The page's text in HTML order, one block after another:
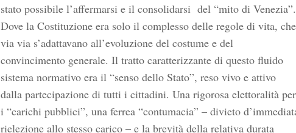
stato possibile l’affermarsi e il consolidarsi del “mito di Venezia”.
Dove la Costituzione era solo il complesso delle regole di vita, che
via via s’adattavano all’evoluzione del costume e del
convincimento generale. Il tratto caratterizzante di questo fluido
sistema normativo era il “senso dello Stato”, reso vivo e attivo
dalla partecipazione di tutti i cittadini. Una rigorosa elettoralità per
i “carichi pubblici”, una ferrea “contumacia” – divieto
rielezione allo stesso carico – e la brevità della relativa durata